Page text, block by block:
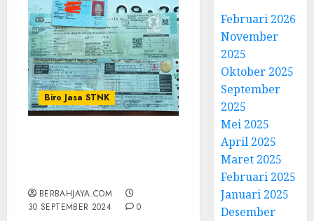
Biro Jasa STNK
BERBAHJAYA.COM
30 SEPTEMBER 2024
0
Februari 2026
November
2025
Oktober 2025
September
2025
Mei 2025
April 2025
Maret 2025
Februari 2025
Januari 2025
Desember